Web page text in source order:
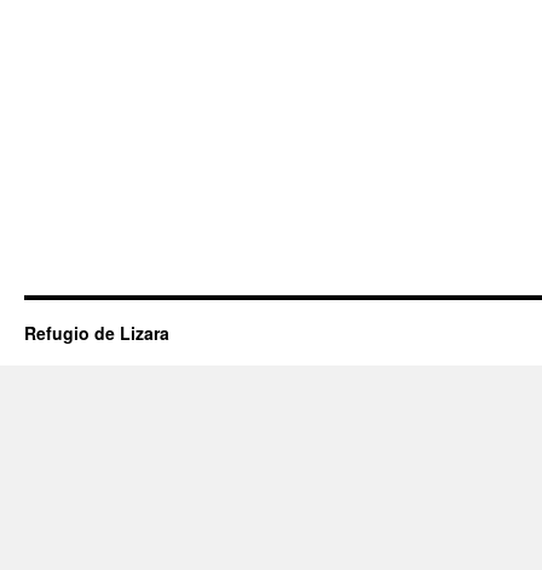
Refugio de Lizara